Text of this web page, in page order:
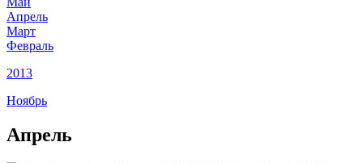
Апрель
Март
Февраль
2013
Ноябрь
Апрель